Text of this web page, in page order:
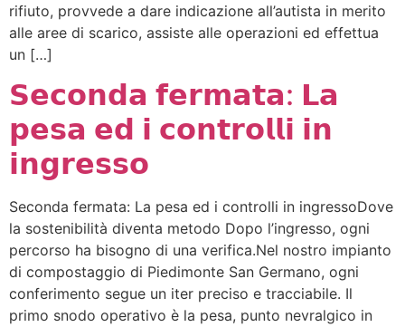
rifiuto, provvede a dare indicazione all’autista in merito
alle aree di scarico, assiste alle operazioni ed effettua
un […]
𝗦𝗲𝗰𝗼𝗻𝗱𝗮 𝗳𝗲𝗿𝗺𝗮𝘁𝗮: 𝗟𝗮
𝗽𝗲𝘀𝗮 𝗲𝗱 𝗶 𝗰𝗼𝗻𝘁𝗿𝗼𝗹𝗹𝗶 𝗶𝗻
𝗶𝗻𝗴𝗿𝗲𝘀𝘀𝗼
Seconda fermata: La pesa ed i controlli in ingressoDove
la sostenibilità diventa metodo Dopo l’ingresso, ogni
percorso ha bisogno di una verifica.Nel nostro impianto
di compostaggio di Piedimonte San Germano, ogni
conferimento segue un iter preciso e tracciabile. Il
primo snodo operativo è la pesa, punto nevralgico in